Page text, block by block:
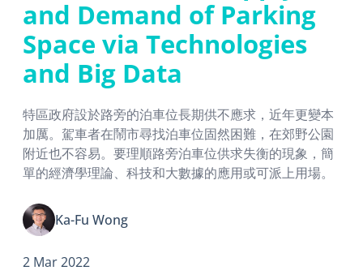
and Demand of Parking
Space via Technologies
and Big Data
特區政府設於路旁的泊車位長期供不應求，近年更變本
加厲。駕車者在鬧市尋找泊車位固然困難，在郊野公園
附近也不容易。要理順路旁泊車位供求失衡的現象，簡
單的經濟學理論、科技和大數據的應用或可派上用場。
Ka-Fu Wong
2 Mar 2022